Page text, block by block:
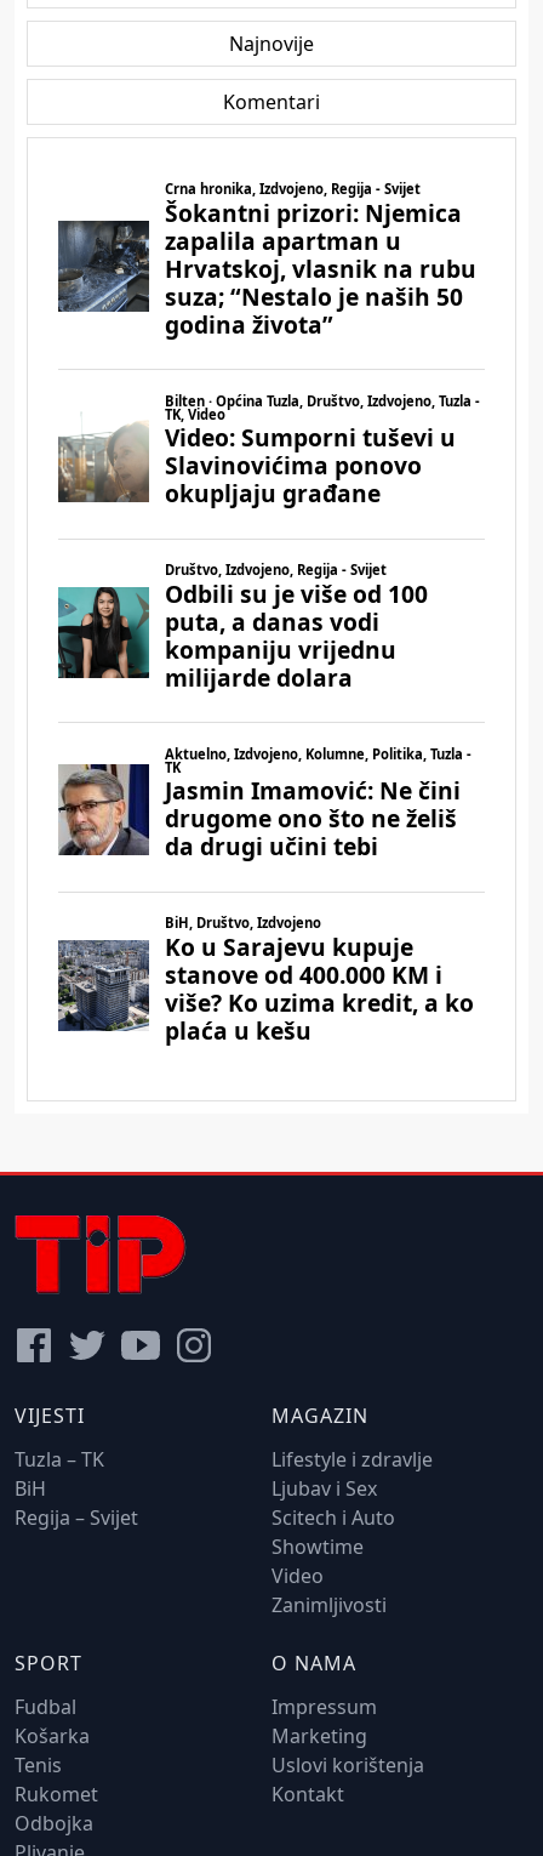
Najnovije
Komentari
VIJESTI
Tuzla – TK
BiH
Regija – Svijet
MAGAZIN
Lifestyle i zdravlje
Ljubav i Sex
Scitech i Auto
Showtime
Video
Zanimljivosti
SPORT
Fudbal
Košarka
Tenis
Rukomet
Odbojka
O NAMA
Impressum
Marketing
Uslovi korištenja
Kontakt